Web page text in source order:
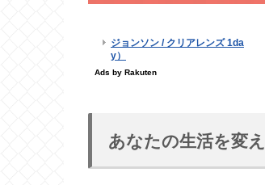
あなたの生活を変